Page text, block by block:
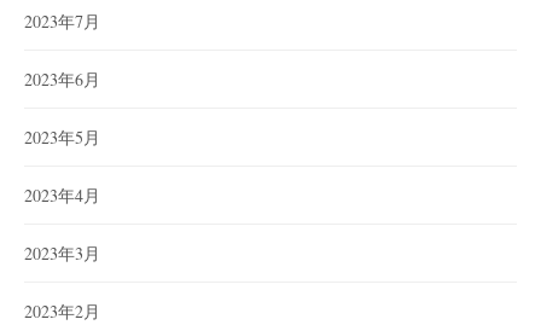
2023年7月
2023年6月
2023年5月
2023年4月
2023年3月
2023年2月